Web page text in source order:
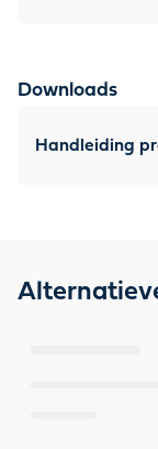
Downloads
Handleiding